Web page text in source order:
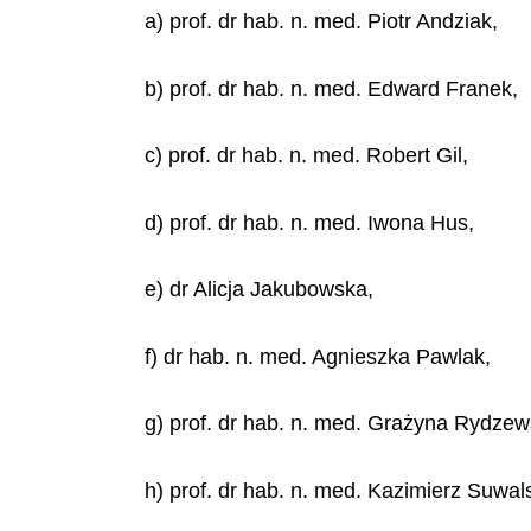
a) prof. dr hab. n. med. Piotr Andziak,
b) prof. dr hab. n. med. Edward Franek,
c) prof. dr hab. n. med. Robert Gil,
d) prof. dr hab. n. med. Iwona Hus,
e) dr Alicja Jakubowska,
f) dr hab. n. med. Agnieszka Pawlak,
g) prof. dr hab. n. med. Grażyna
h) prof. dr hab. n. med. Kazimierz